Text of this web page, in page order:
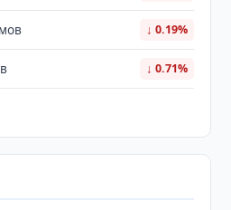
↓ 0.19%
↓ 0.71%